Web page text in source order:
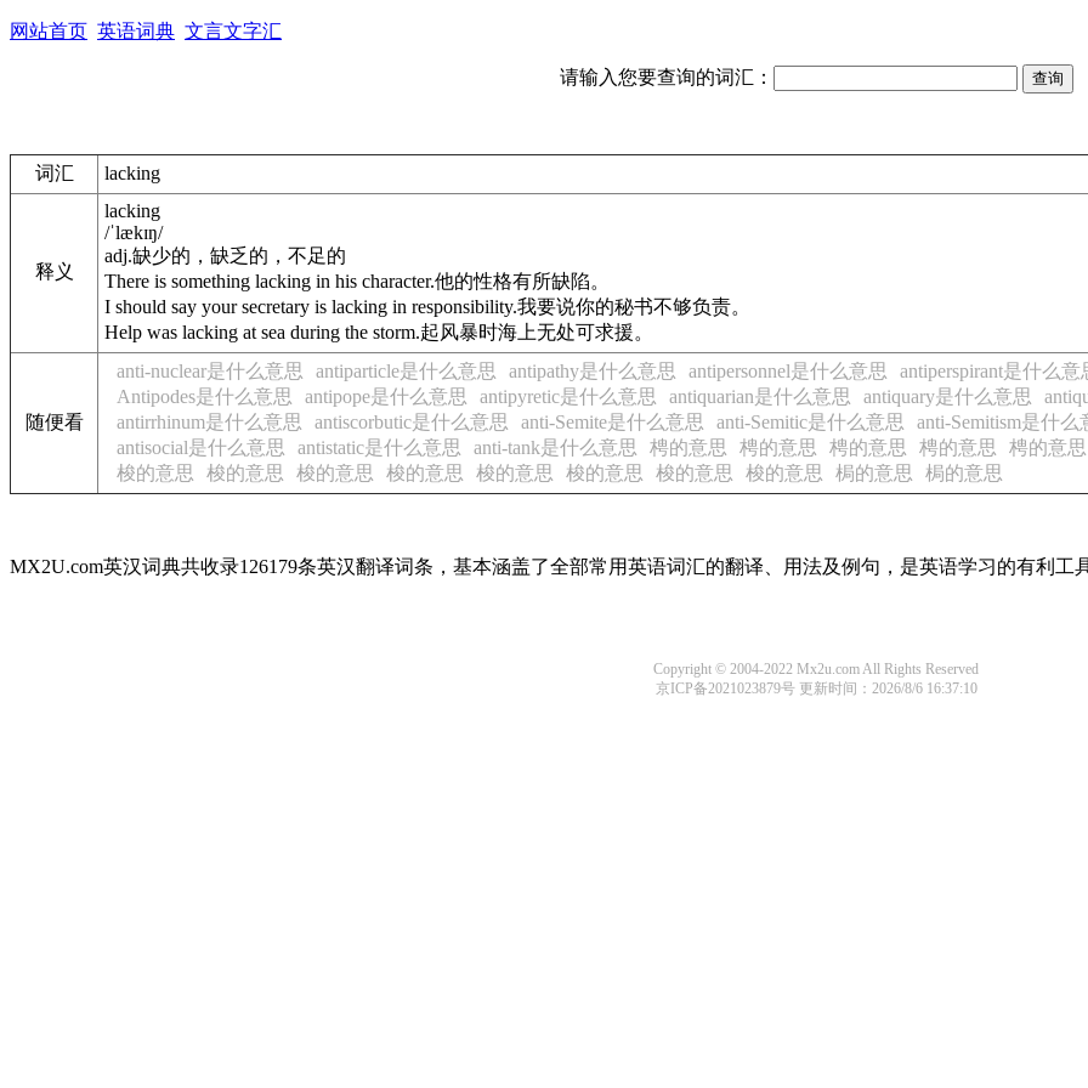
网站首页 英语词典 文言文字汇
请输入您要查询的词汇：
词汇 lacking
释义
lacking
/ˈlækɪŋ/
adj.缺少的，缺乏的，不足的
There is something lacking in his character.他的性格有所缺陷。
I should say your secretary is lacking in responsibility.我要说你的秘书不够负责。
Help was lacking at sea during the storm.起风暴时海上无处可求援。
随便看
anti-nuclear是什么意思 antiparticle是什么意思 antipathy是什么意思 antipersonnel是什么意思
antiperspirant是什么意
Antipodes是什么意思
antipope是什么意思 antipyretic是什么意思 antiquarian是什么意思 antiquary是什么意思
antirrhinum是什么意思
antiscorbutic是什么意思 anti-Semite是什么意思 anti-Semitic是什么意思
anti-Semitism是什么
antisocial是什么意思
antistatic是什么意思 anti-tank是什么意思 梬的意思 梬的意思 梬的意思 梬的意思
梬的意思
梭的意思
梭的意思 梭的意思 梭的意思 梭的意思 梭的意思 梭的意思 梭的意思 梮的意思 梮的意思
MX2U.com英汉词典共收录126179条英汉翻译词条，基本涵盖了全部常用英语词汇的翻译、用法及例句，是英语学习的有利工
Copyright © 2004-2022 Mx2u.com All Rights Reserved
京ICP备2021023879号 更新时间：2026/8/6 16:37:10